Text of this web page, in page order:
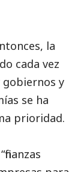
la
cada vez
gobiernos y
se ha
prioridad.
finanzas